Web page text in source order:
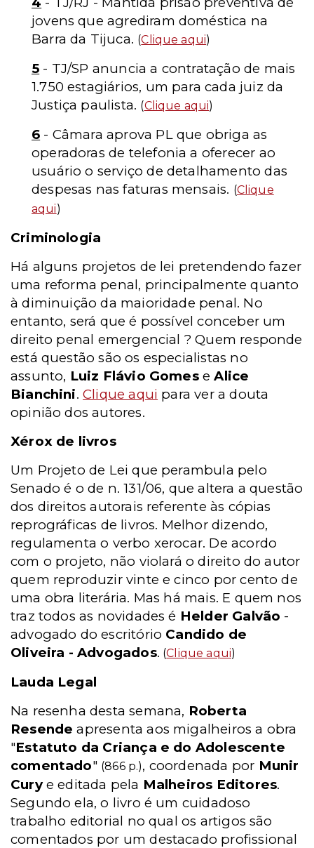
jovens que agrediram doméstica na
Barra da Tijuca. (Clique aqui)
5 - TJ/SP anuncia a contratação de mais
1.750 estagiários, um para cada juiz da
Justiça paulista. (Clique aqui)
6 - Câmara aprova PL que obriga as
operadoras de telefonia a oferecer ao
usuário o serviço de detalhamento das
despesas nas faturas mensais. (Clique
aqui)
Criminologia
Há alguns projetos de lei pretendendo fazer
uma reforma penal, principalmente quanto
à diminuição da maioridade penal. No
entanto, será que é possível conceber um
direito penal emergencial ? Quem responde
está questão são os especialistas no
assunto, Luiz Flávio GomeseAlice
Bianchini.Clique aqui para ver a douta
opinião dos autores.
Xérox de livros
Um Projeto de Lei que perambula pelo
Senado é o de n. 131/06, que altera a questão
dos direitos autorais referente às cópias
reprográficas de livros. Melhor dizendo,
regulamenta o verbo xerocar. De acordo
com o projeto, não violará o direito do autor
quem reproduzir vinte e cinco por cento de
uma obra literária. Mas há mais. E quem nos
traz todos as novidades é Helder Galvão -
advogado do escritório Candido de
Oliveira - Advogados. (Clique aqui)
Lauda Legal
Na resenha desta semana, Roberta
Resende apresenta aos migalheiros a obra
"Estatuto da Criança e do Adolescente
comentado" (866 p.), coordenada por Munir
Curye editada pela Malheiros Editores.
Segundo ela, o livro é um cuidadoso
trabalho editorial no qual os artigos são
comentados por um destacado profissional